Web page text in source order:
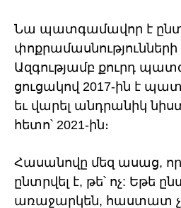
Նա պատգամավոր է
փոքրամասնությունների
Ազգությամբ քուրդ
ցուցակով 2017-ին է
եւ վարել անդրանիկ
հետո՝ 2021-ին։
Հասանովը մեզ ասաց, որ
ընտրվել է, թե՝ ոչ: Եթե
առաջարկեն, հաստատ չի